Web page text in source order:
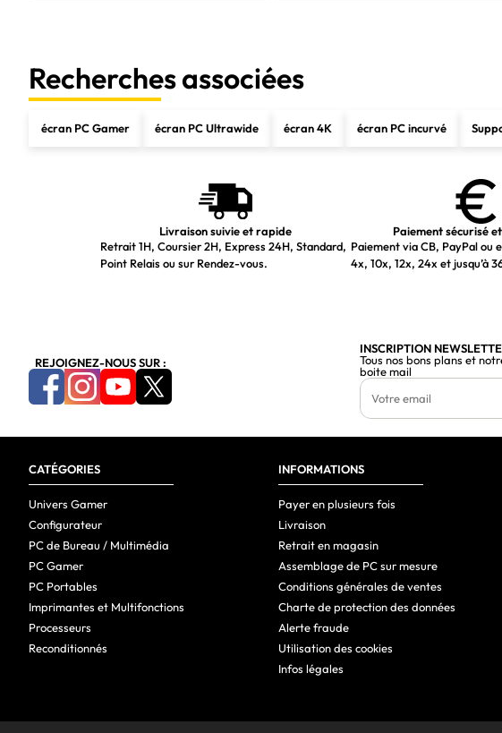
HDMI
Sortie casque audio
HDCP
Classe d'efficacité énergétique (SDR) B
Consommation d'énergie (mode économie)
Tension d'entrée AC
Fréquence d'entrée AC
Plage d’efficacité énergétique
Code du registre européen des produits pour l'étiquetage énergétique (EPREL)
Conditions environnementales
Température d'opération
Poids et dimensions
Profondeur (sans support)
Recherches associées
écran PC Gamer écran PC Ultrawide écran 4K écran PC incurvé
Livraison suivie et rapide
Retrait 1H, Coursier 2H, Express 24H, Standard,
Point Relais ou sur Rendez-vous.
Paiement sécurisé
Paiement via CB, PayPal ou
4x, 10x, 12x, 24x et jusqu’à
REJOIGNEZ-NOUS SUR :
INSCRIPTION
Tous nos bons plans et
boite mail
CATÉGORIES
Univers Gamer
Configurateur
PC de Bureau / Multimédia
PC Gamer
PC Portables
Imprimantes et Multifonctions
Processeurs
Reconditionnés
INFORMATIONS
Payer en plusieurs fois
Livraison
Retrait en magasin
Assemblage de PC sur mesure
Conditions générales de ventes
Charte de protection des données
Alerte fraude
Utilisation des cookies
Infos légales